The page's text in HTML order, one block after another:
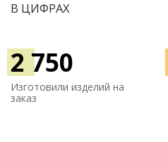
В ЦИФРАХ
2 750
Изготовили изделий на
заказ